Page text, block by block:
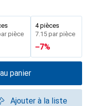
pièce
4 pièces
CHF
7.15 par pièce
−7%
panier
Ajouter à la liste